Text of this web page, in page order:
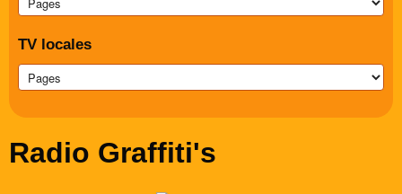
TV locales
Radio Graffiti's